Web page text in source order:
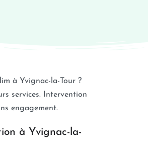
à Yvignac-la-Tour ?
services. Intervention
engagement.
à Yvignac-la-